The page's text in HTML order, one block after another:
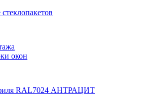
окон
RAL7024 АНТРАЦИТ